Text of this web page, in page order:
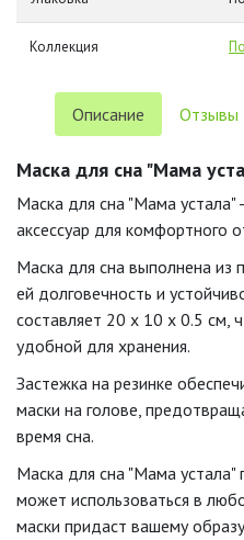
Коллекция
Описание Отзывы
Маска для сна "Мама
Маска для сна "Мама устала"
аксессуар для комфортного
Маска для сна выполнена из
ей долговечность и
составляет 20 x 10 x 0.5 см,
удобной для хранения.
Застежка на резинке
маски на голове,
время сна.
Маска для сна "Мама
может использоваться в
маски придаст вашему